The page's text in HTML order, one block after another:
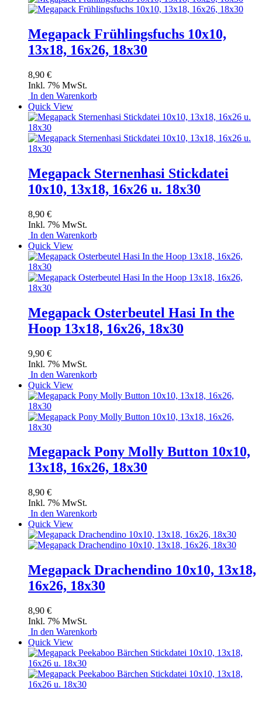
Megapack Frühlingsfuchs 10x10,
13x18, 16x26, 18x30
8,90 €
Inkl. 7% MwSt.
In den Warenkorb
Quick View
Megapack Sternenhasi Stickdatei
10x10, 13x18, 16x26 u. 18x30
8,90 €
Inkl. 7% MwSt.
In den Warenkorb
Quick View
Megapack Osterbeutel Hasi In the
Hoop 13x18, 16x26, 18x30
9,90 €
Inkl. 7% MwSt.
In den Warenkorb
Quick View
Megapack Pony Molly Button 10x10,
13x18, 16x26, 18x30
8,90 €
Inkl. 7% MwSt.
In den Warenkorb
Quick View
Megapack Drachendino 10x10, 13x18,
16x26, 18x30
8,90 €
Inkl. 7% MwSt.
In den Warenkorb
Quick View